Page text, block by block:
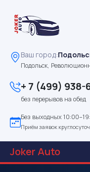
Ваш город:
Подольск,
+ 7 (499) 938-
без перерывов на обед
Без выходных
Приём заявок
JokerAuto